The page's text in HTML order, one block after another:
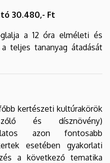
30.480,- Ft
a 12 óra elméleti és
teljes tananyag átadását
kertészeti kultúrakörök
és dísznövény)
azon fontosabb
esetében gyakorlati
a következő tematika